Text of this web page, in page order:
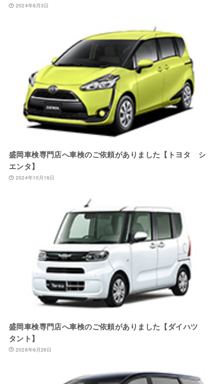
2024年8月3日
盛岡車検専門店へ車検のご依頼がありました【トヨタ シ
エンタ】
2024年10月16日
盛岡車検専門店へ車検のご依頼がありました【ダイハツ
タント】
2026年6月26日